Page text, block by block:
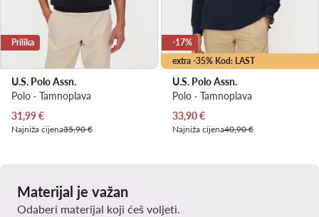
Prilika
U.S. Polo Assn.
Polo · Tamnoplava
Trenutna cijena
31,99€
Najniža cijena35,90 €
extra -35% Kod: LAST
-17%
U.S. Polo Assn.
Polo · Tamnoplava
Trenutna cijena
33,90€
Najniža cijena40,90 €
Materijal je važan
Odaberi materijal koji ćeš voljeti.